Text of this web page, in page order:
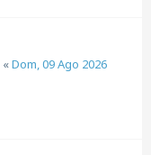
«Dom, 09 Ago 2026